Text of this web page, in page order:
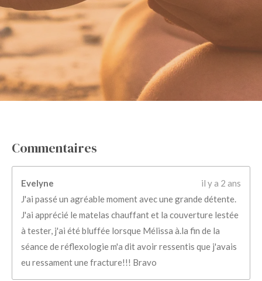
Commentaires
Evelyne
il y a 2 ans
J'ai passé un agréable moment avec une grande détente.
J'ai apprécié le matelas chauffant et la couverture lestée
à tester, j'ai été bluffée lorsque Mélissa à.la fin de la
séance de réflexologie m'a dit avoir ressentis que j'avais
eu ressament une fracture!!! Bravo